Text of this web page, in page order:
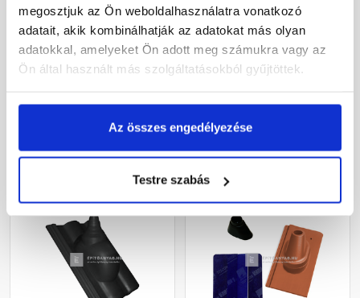
megosztjuk az Ön weboldalhasználatra vonatkozó
adatait, akik kombinálhatják az adatokat más olyan
adatokkal, amelyeket Ön adott meg számukra vagy az
Ön által használt más szolgáltatásokból gyűjtöttek.
Az összes engedélyezése
Testre szabás
antennakivezető egység
sötétbarna
Rendelésre
17 820 Ft/ db
Megnézem
antennakivezető szett
FusionProtect rézbarna
Rendelésre
67 345 Ft/ db
Megnézem